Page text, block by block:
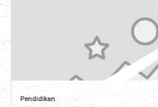
Pendidikan